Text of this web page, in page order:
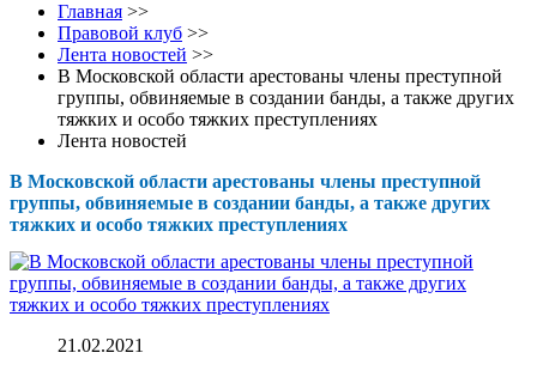
Главная >>
Правовой клуб >>
Лента новостей >>
В Московской области арестованы члены преступной
группы, обвиняемые в создании банды, а также других
тяжких и особо тяжких преступлениях
Лента новостей
В Московской области арестованы члены преступной
группы, обвиняемые в создании банды, а также других
тяжких и особо тяжких преступлениях
21.02.2021